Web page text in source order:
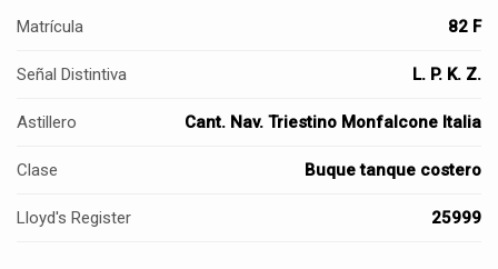
Matrícula 82 F
Señal Distintiva L. P. K. Z.
Astillero Cant. Nav. Triestino Monfalcone Italia
Clase Buque tanque costero
Lloyd's Register 25999